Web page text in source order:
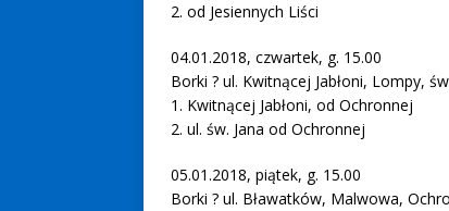
2. od Jesiennych Liści
04.01.2018, czwartek, g. 15.00
Borki ? ul. Kwitnącej Jabłoni, Lompy,
1. Kwitnącej Jabłoni, od Ochronnej
2. ul. św. Jana od Ochronnej
05.01.2018, piątek, g. 15.00
Borki ? ul. Bławatków, Malwowa,